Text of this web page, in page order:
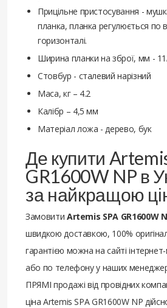
Прицільне пристосування -
планка, планка регулюється по
горизонталі.
Ширина планки на зброї, мм -
Стовбур - сталевий нарізний
Маса, кг – 4.2
Калібр – 4,5 мм
Матеріал ложа - дерево, бук
Де купити
GR1600W NP в
за найкращою
Замовити Artemis SPA GR1600W
швидкою доставкою, 100%
гарантією можна на сайті
або по телефону у наших
ПРЯМІ продажі від провідних
ціна Artemis SPA GR1600W NP